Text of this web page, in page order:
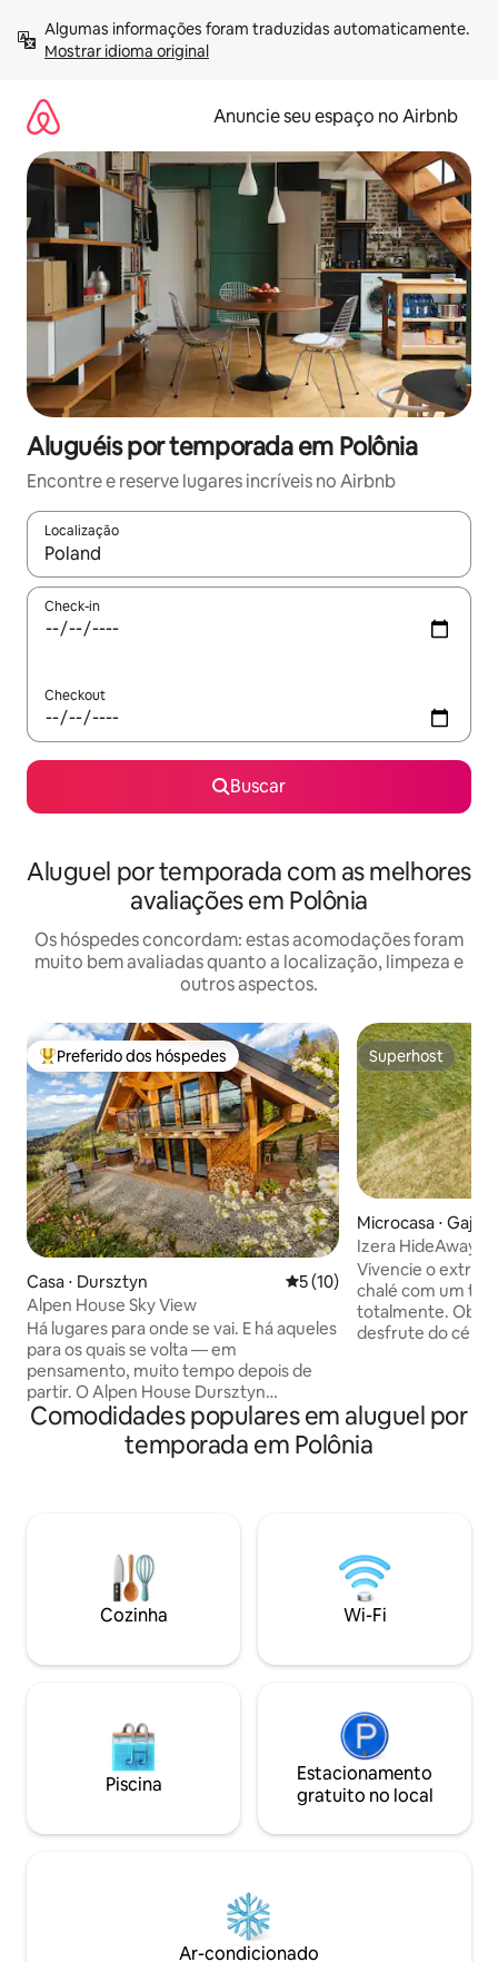
para
Mostrar idioma original
Anuncie seu espaço no Airbnb
Aluguéis por temporada em Polônia
Encontre e reserve lugares incríveis no Airbnb
Localização
Quando os resultados estiverem disponíveis, explore-os
Check-in
Checkout
Buscar
Aluguel por temporada com as melhores
avaliações em Polônia
Os hóspedes concordam: estas acomodações foram
muito bem avaliadas quanto a localização, limpeza e
outros aspectos.
Entre os melhores preferidos dos hóspedes
Preferido dos hóspedes
Casa ⋅ Dursztyn 5 de uma avaliação média
5 (10)
Alpen House Sky View
Há lugares para onde se vai. E há aqueles
para os quais se volta — em
pensamento, muito tempo depois de
partir. O Alpen House Dursztyn
pertence à segunda categoria.
Localizada em um lugar isolado, cercada
por florestas e pastagens, com uma
verdadeira tranquilidade. As manhãs
aqui começam com a luz que entra pelas
grandes janelas e a vista da névoa
pairando sobre os prados. As noites —
Superhost
Superhost
Microcasa ⋅
Izera HideAway |
Experiência única
Vivencie o
chalé com um
totalmente.
desfrute do céu
tempo. Os Izera HideAway são chalés
pequenos e
eletricidade e
itens. Há
as noites frias.
Comodidades populares em aluguel por
temporada em Polônia
Cozinha Wi-Fi
Piscina
Estacionamento
gratuito no local
Ar-condicionado